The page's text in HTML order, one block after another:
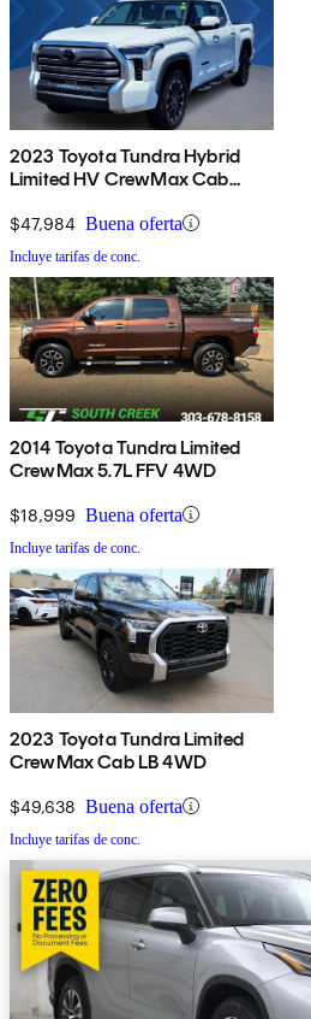
2023 Toyota Tundra Hybrid
Limited HV CrewMax Cab
$47,984 Buena oferta
Incluye tarifas de conc.
2014 Toyota Tundra Limited
CrewMax 5.7L FFV 4WD
$18,999 Buena oferta
Incluye tarifas de conc.
2023 Toyota Tundra Limited
CrewMax Cab LB 4WD
$49,638 Buena oferta
Incluye tarifas de conc.